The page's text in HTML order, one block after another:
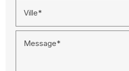
Ville*
Message*